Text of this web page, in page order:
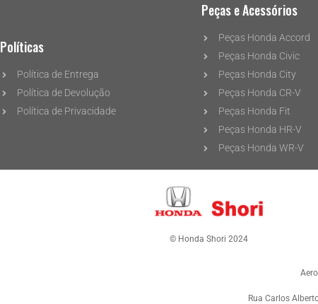
Políticas
Política de Entrega
Política de Devolução
Política de Privacidade
Peças e Acessórios
Peças Honda Accord
Peças Honda Civic
Peças Honda City
Peças Honda CR-V
Peças Honda Fit
Peças Honda HR-V
Peças Honda WR-V
© Honda Shori 2024
Rua Carlos